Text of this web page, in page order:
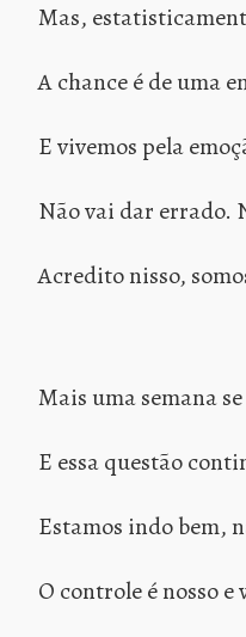
Mas,
A chance é de uma
E vivemos pela
Não vai dar errado.
Acredito nisso,
Mais uma semana
E essa questão
Estamos indo bem,
O controle é nosso e